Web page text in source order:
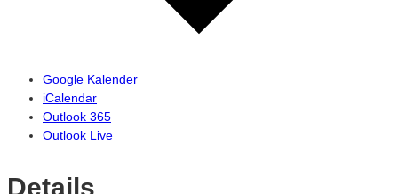
Google Kalender
iCalendar
Outlook 365
Outlook Live
Details